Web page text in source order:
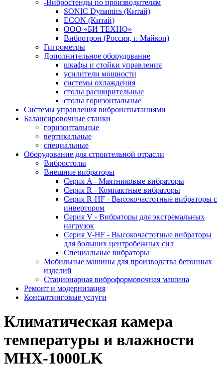
-Вибростенды по производителям
SONIC Dynamics (Китай)
ECON (Китай)
ООО «БИ ТЕХНО»
Вибротрон (Россия, г. Майкоп)
Гигрометры
Дополнительное оборудование
шкафы и стойки управления
усилители мощности
системы охлаждения
столы расширительные
столы горизонтальные
Системы управления виброиспытаниями
Балансировочные станки
горизонтальные
вертикальные
специальные
Оборудование для строительной отрасли
Вибростолы
Внешние вибраторы
Серия A - Маятниковые вибраторы
Серия R - Компактные вибраторы
Серия R-HF - Высокочастотные вибраторы с
инвертором
Серия V - Вибраторы для экстремальных
нагрузок
Серия V-HF - Высокочастотные вибраторы
для больших центробежных сил
Специальные вибраторы
Мобильные машины для производства бетонных
изделий
Стационарная виброформовочная машина
Ремонт и модернизация
Консалтинговые услуги
Климатическая камера
температуры и влажности
MHX-1000LK